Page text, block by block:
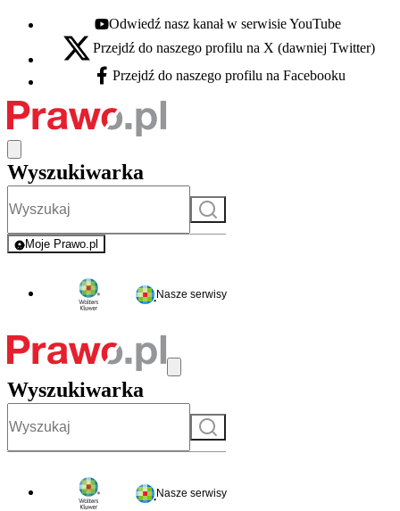
Youtube - otwiera się w nowej karcie
Odwiedź nasz kanał w serwisie YouTube
X - otwiera się w nowej karcie
Przejdź do naszego profilu na X (dawniej Twitter)
Facebook - otwiera się w nowej karcie
Przejdź do naszego profilu na Facebooku
Wyszukiwarka
Szukaj
Moje Prawo.pl
- rejestracja i logowanie do serwisu
Nasze serwisy
Wyszukiwarka
Szukaj
Nasze serwisy